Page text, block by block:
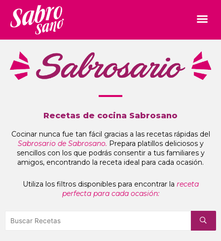
Recetas de cocina Sabrosano
Cocinar nunca fue tan fácil gracias a las recetas rápidas del
Sabrosario de Sabrosano. Prepara platillos deliciosos y
sencillos con los que podrás consentir a tus familiares y
amigos, encontrando la receta ideal para cada ocasión.
Utiliza los filtros disponibles para encontrar la receta
perfecta para cada ocasión: